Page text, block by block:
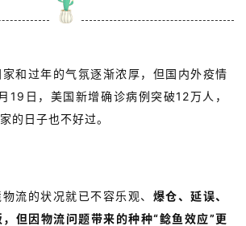
和过年的气氛逐渐浓厚，但国内外疫情
19日，美国新增确诊病例突破12万人，
的日子也不好过。
流的状况就已不容乐观、 爆仓、延误、
但因物流问题带来的种种“鲶鱼效应”更